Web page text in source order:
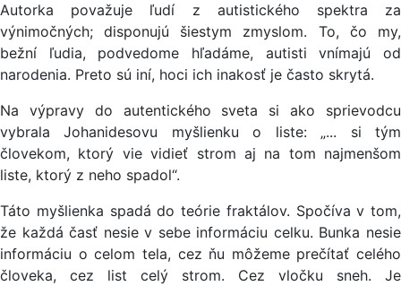
Autorka považuje ľudí z autistického spektra za
výnimočných; disponujú šiestym zmyslom. To, čo my,
bežní ľudia, podvedome hľadáme, autisti vnímajú od
narodenia. Preto sú iní, hoci ich inakosť je často skrytá.
Na výpravy do autentického sveta si ako sprievodcu
vybrala Johanidesovu myšlienku o liste: „... si tým
človekom, ktorý vie vidieť strom aj na tom najmenšom
liste, ktorý z neho spadol“.
Táto myšlienka spadá do teórie fraktálov. Spočíva v tom,
že každá časť nesie v sebe informáciu celku. Bunka nesie
informáciu o celom tela, cez ňu môžeme prečítať celého
človeka, cez list celý strom. Cez vločku sneh. Je